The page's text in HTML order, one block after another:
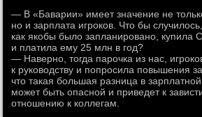
— В «Баварии» имеет значение не
но и зарплата игроков. Что бы
как якобы было запланировано, купила
и платила ему 25 млн в год?
— Наверно, тогда парочка из нас,
к руководству и попросила повышения
что такая большая разница в
может быть опасной и приведет к
отношению к коллегам.